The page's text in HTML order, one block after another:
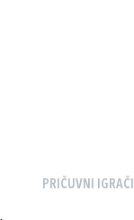
PRIČUVNI IGRAČI